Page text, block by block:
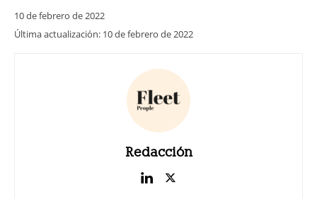
10 de febrero de 2022
Última actualización: 10 de febrero de 2022
Redacción